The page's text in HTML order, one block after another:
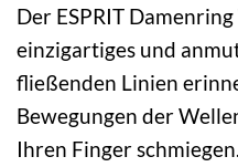
Der ESPRIT
einzigartiges und
fließenden Linien
Bewegungen der
Ihren Finger